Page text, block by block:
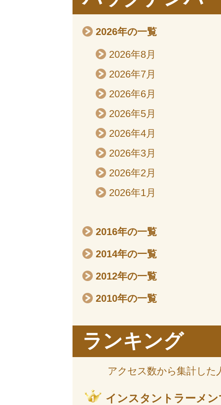
2026年の一覧
2026年8月
2026年7月
2026年6月
2026年5月
2026年4月
2026年3月
2026年2月
2026年1月
2016年の一覧
2014年の一覧
2012年の一覧
2010年の一覧
ランキング
アクセス数から集計した
インスタントラーメ